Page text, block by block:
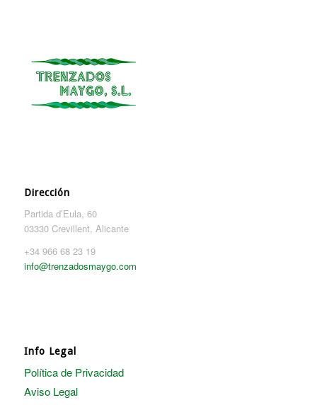
Dirección
Partida d’Eula, 60
03330 Crevillent, Alicante
+34 966 68 23 19
info@trenzadosmaygo.com
Info Legal
Política de Privacidad
Aviso Legal